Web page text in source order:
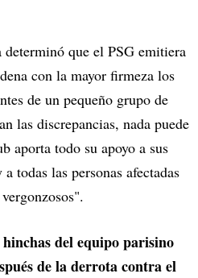
que el PSG emitiera
con la mayor firmeza los
de un pequeño grupo de
las discrepancias, nada puede
aporta todo su apoyo a sus
todas las personas afectadas
del equipo parisino
de la derrota contra el